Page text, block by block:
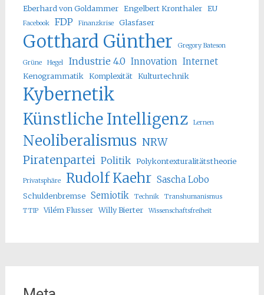
Eberhard von Goldammer Engelbert Kronthaler EU
Facebook FDP Finanzkrise Glasfaser
Gotthard Günther Gregory Bateson
Grüne Hegel Industrie 4.0 Innovation Internet
Kenogrammatik Komplexität Kulturtechnik
Kybernetik
Künstliche Intelligenz Lernen
Neoliberalismus NRW
Piratenpartei Politik Polykontexturalitätstheorie
Privatsphäre Rudolf Kaehr Sascha Lobo
Schuldenbremse Semiotik Technik
Transhumanismus
TTIP
Vilém Flusser Willy Bierter Wissenschaftsfreiheit